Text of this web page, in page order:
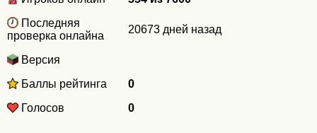
Последняя
проверка онлайна
20673 дней назад
Версия
Баллы рейтинга
0
Голосов
0